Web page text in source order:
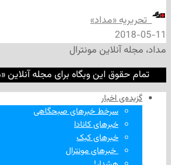
«مداد»
مونترال
این وبگاه برای مجله آنلاین «مداد»
اخبار
سرخط خبرهای صبحگاهی
خبرهای کانادا
خبرهای کبک
‌ خبرهای مونترال